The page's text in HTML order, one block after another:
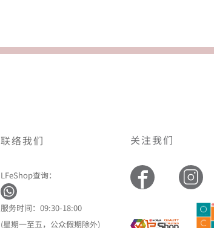
联络我们
LFeShop查询：
服务时间：09:30-18:00
(星期一至五，公众假期除外)
关注我们